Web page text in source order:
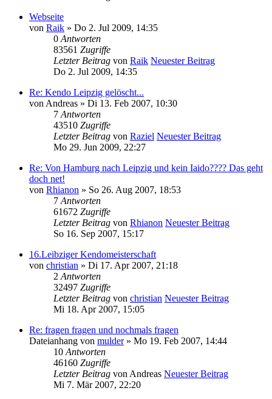
Webseite
von Raik » Do 2. Jul 2009, 14:35
0 Antworten
83561 Zugriffe
Letzter Beitrag von Raik Neuester Beitrag
Do 2. Jul 2009, 14:35
Re: Kendo Leipzig gelöscht...
von Andreas » Di 13. Feb 2007, 10:30
7 Antworten
43510 Zugriffe
Letzter Beitrag von Raziel Neuester Beitrag
Mo 29. Jun 2009, 22:27
Re: Von Hamburg nach Leipzig und kein Iaido???? Das geht
doch net!
von Rhianon » So 26. Aug 2007, 18:53
7 Antworten
61672 Zugriffe
Letzter Beitrag von Rhianon Neuester Beitrag
So 16. Sep 2007, 15:17
16.Leibziger Kendomeisterschaft
von christian » Di 17. Apr 2007, 21:18
2 Antworten
32497 Zugriffe
Letzter Beitrag von christian Neuester Beitrag
Mi 18. Apr 2007, 15:05
Re: fragen fragen und nochmals fragen
Dateianhang von mulder» Mo 19. Feb 2007, 14:44
10 Antworten
46160 Zugriffe
Letzter Beitrag von Andreas Neuester Beitrag
Mi 7. Mär 2007, 22:20